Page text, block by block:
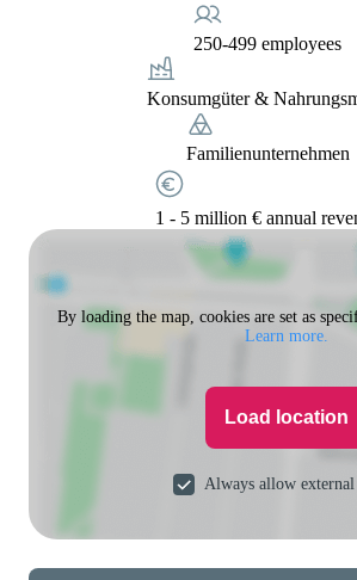
250-499 employees
Konsumgüter &
Familienunternehmen
1 - 5 million € annual
By loading the map, cookies are set as
Learn more.
Load location
Always allow external